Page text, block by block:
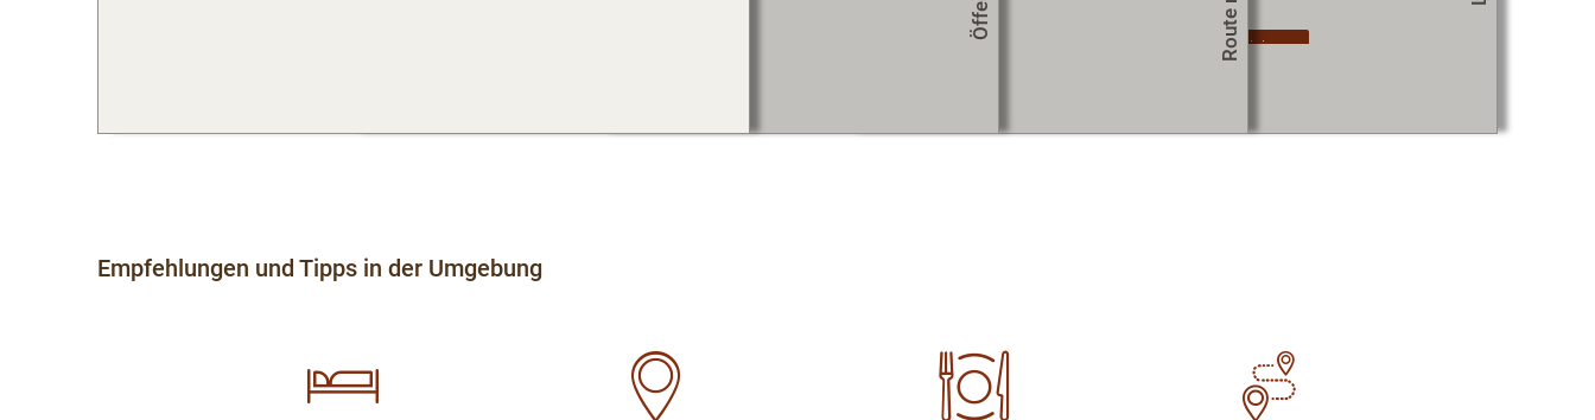
Cookie-Einstellungen aktualisieren
Empfehlungen und Tipps in der Umgebung